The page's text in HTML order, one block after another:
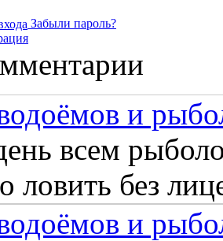
Забыли пароль?
и
всем
ловить без
и